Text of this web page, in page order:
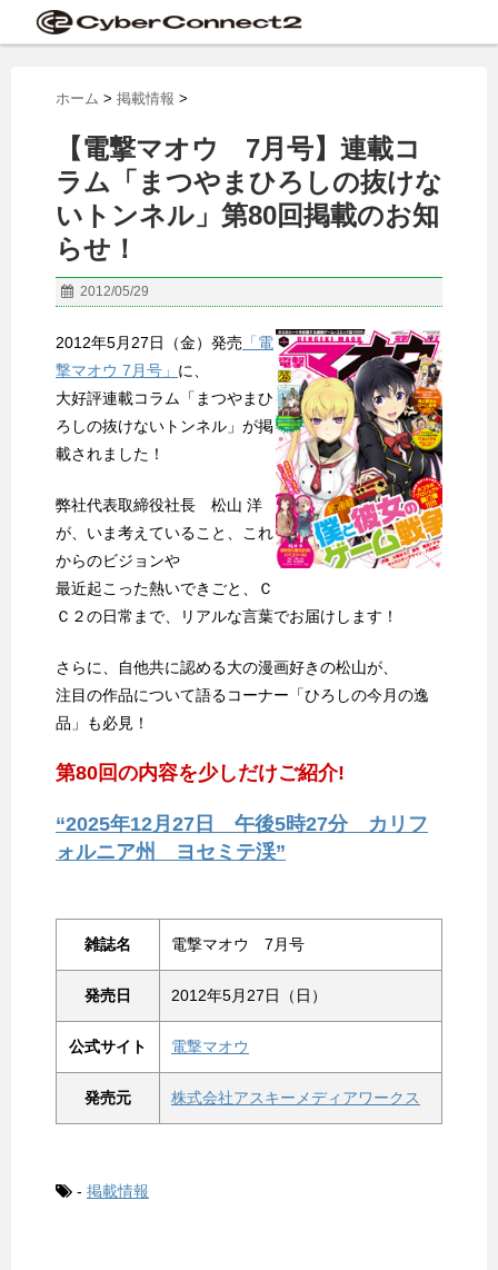
ホーム > 掲載情報 >
【電撃マオウ 7月号】連載コ
ラム「まつやまひろしの抜けな
いトンネル」第80回掲載のお知
らせ！
2012/05/29
2012年5月27日（金）発売 「電
撃マオウ 7月号」 に、
大好評連載コラム「まつやまひ
ろしの抜けないトンネル」が掲
載されました！
弊社代表取締役社長 松山 洋
が、いま考えていること、これ
からのビジョンや
最近起こった熱いできごと、Ｃ
Ｃ２の日常まで、リアルな言葉でお届けします！
さらに、自他共に認める大の漫画好きの松山が、
注目の作品について語るコーナー「ひろしの今月の逸
品」も必見！
第80回の内容を少しだけご紹介!
“2025年12月27日 午後5時27分 カリフ
ォルニア州 ヨセミテ渓”
雑誌名 電撃マオウ 7月号
発売日 2012年5月27日（日）
公式サイト 電撃マオウ
発売元 株式会社アスキーメディアワークス
- 掲載情報